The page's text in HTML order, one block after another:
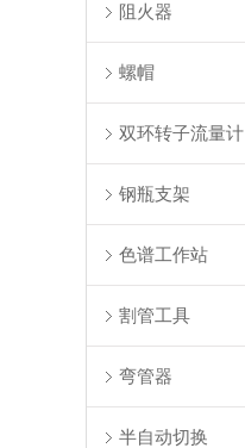
阻火器
螺帽
双环转子流量计
钢瓶支架
色谱工作站
割管工具
弯管器
半自动切换